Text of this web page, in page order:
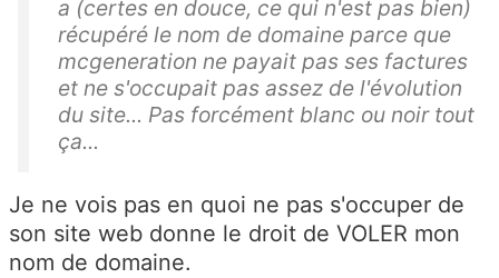
a (certes en douce, ce qui n'est pas bien)
récupéré le nom de domaine parce que
mcgeneration ne payait pas ses factures
et ne s'occupait pas assez de l'évolution
du site... Pas forcément blanc ou noir tout
ça...
Je ne vois pas en quoi ne pas s'occuper de
son site web donne le droit de VOLER mon
nom de domaine.